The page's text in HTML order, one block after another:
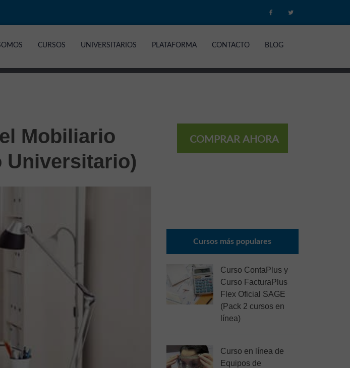
CURSOS UNIVERSITARIOS PLATAFORMA CONTACTO BLOG
Mobiliario
Universitario)
COMPRAR AHORA
Cursos más populares
Curso ContaPlus y
Curso FacturaPlus
Flex Oficial SAGE
(Pack 2 cursos en
línea)
Curso en línea de
Equipos de